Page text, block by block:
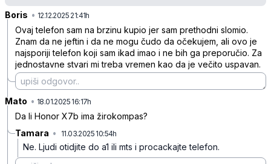
Boris • 12.12.2025 21:41h
Ovaj telefon sam na brzinu kupio jer sam prethodni slomio.
Znam da ne jeftin i da ne mogu čudo da očekujem, ali ovo je
najsporiji telefon koji sam ikad imao i ne bih ga preporučio. Za
jednostavne stvari mi treba vremen kao da je večito uspavan.
Mato • 18.01.2025 16:17h
Da li Honor X7b ima žirokompas?
Tamara • 11.03.2025 10:54h
Ne. Ljudi otidjite do a1 ili mts i procackajte telefon.